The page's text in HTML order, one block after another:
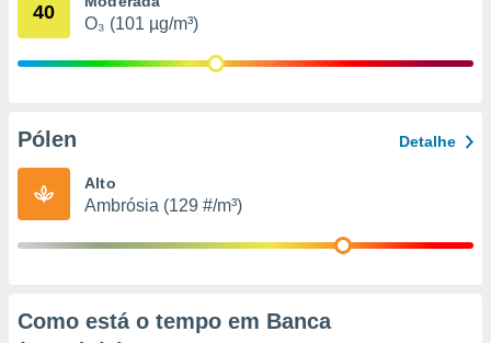
estudos
40
O₃ (101 µg/m³)
Pólen Detalhe
Alto
Ambrósia (129 #/m³)
Como está o tempo em Banca